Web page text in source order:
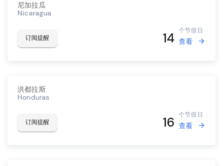
尼加拉瓜
Nicaragua
订阅提醒 14 个节假日
查看
洪都拉斯
Honduras
订阅提醒 16 个节假日
查看